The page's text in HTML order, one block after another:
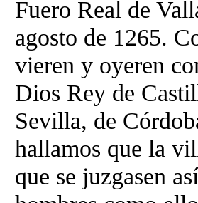
Fuero Real de
agosto de 1265.
vieren y oyeren
Dios Rey de
Sevilla, de
hallamos que la
que se juzgasen